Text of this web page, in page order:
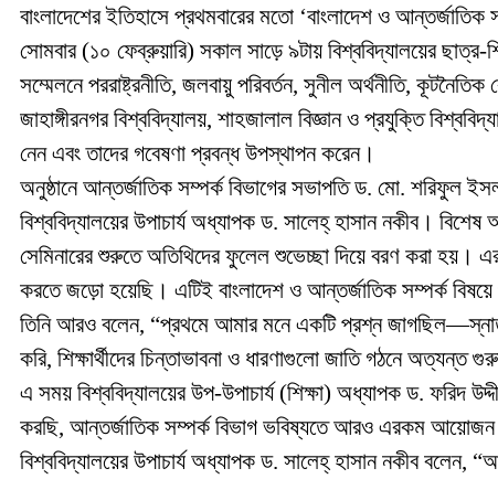
বাংলাদেশের ইতিহাসে প্রথমবারের মতো ‘বাংলাদেশ ও
সোমবার (১০ ফেব্রুয়ারি) সকাল সাড়ে ৯টায় বিশ্ববিদ্যালয়ের
সম্মেলনে পররাষ্ট্রনীতি, জলবায়ু পরিবর্তন, সুনীল অর্থনীতি,
জাহাঙ্গীরনগর বিশ্ববিদ্যালয়, শাহজালাল বিজ্ঞান ও প্রযুক্তি
নেন এবং তাদের গবেষণা প্রবন্ধ উপস্থাপন করেন।
অনুষ্ঠানে আন্তর্জাতিক সম্পর্ক বিভাগের সভাপতি ড. মো. শরিফুল
বিশ্ববিদ্যালয়ের উপাচার্য অধ্যাপক ড. সালেহ্ হাসান নকীব।
সেমিনারের শুরুতে অতিথিদের ফুলেল শুভেচ্ছা দিয়ে বরণ করা
করতে জড়ো হয়েছি। এটিই বাংলাদেশ ও আন্তর্জাতিক সম্পর্ক
তিনি আরও বলেন, “প্রথমে আমার মনে একটি প্রশ্ন জাগছিল—স্নাতক
করি, শিক্ষার্থীদের চিন্তাভাবনা ও ধারণাগুলো জাতি গঠনে
এ সময় বিশ্ববিদ্যালয়ের উপ-উপাচার্য (শিক্ষা) অধ্যাপক ড. ফরিদ
করছি, আন্তর্জাতিক সম্পর্ক বিভাগ ভবিষ্যতে আরও এরকম
বিশ্ববিদ্যালয়ের উপাচার্য অধ্যাপক ড. সালেহ্ হাসান নকীব বলেন,